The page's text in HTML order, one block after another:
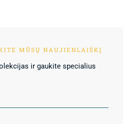
MŪSŲ NAUJIENLAIŠKĮ
ir gaukite specialius